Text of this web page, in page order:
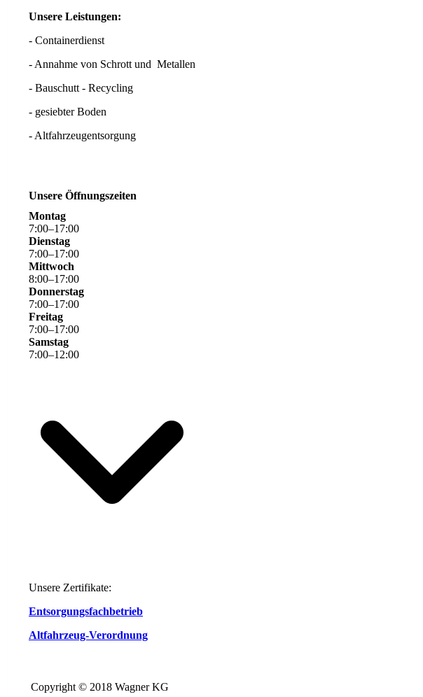
Unsere Leistungen:
- Containerdienst
- Annahme von Schrott und Metallen
- Bauschutt - Recycling
- gesiebter Boden
- Altfahrzeugentsorgung
Unsere Öffnungszeiten
Montag
7:00–17:00
Dienstag
7:00–17:00
Mittwoch
8:00–17:00
Donnerstag
7:00–17:00
Freitag
7:00–17:00
Samstag
7:00–12:00
Unsere Zertifikate:
Entsorgungsfachbetrieb
Altfahrzeug-Verordnung
Copyright © 2018 Wagner KG